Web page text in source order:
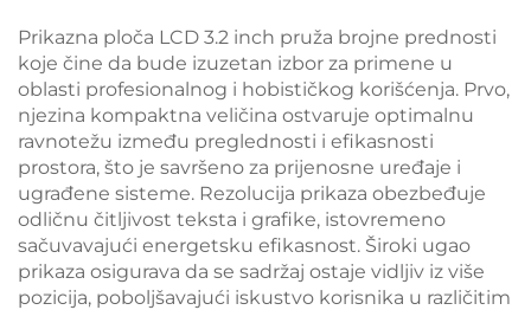
Prikazna ploča LCD 3.2 inch pruža brojne prednosti
koje čine da bude izuzetan izbor za primene u
oblasti profesionalnog i hobističkog korišćenja. Prvo,
njezina kompaktna veličina ostvaruje optimalnu
ravnotežu između preglednosti i efikasnosti
prostora, što je savršeno za prijenosne uređaje i
ugrađene sisteme. Rezolucija prikaza obezbeđuje
odličnu čitljivost teksta i grafike, istovremeno
sačuvavajući energetsku efikasnost. Široki ugao
prikaza osigurava da se sadržaj ostaje vidljiv iz više
pozicija, poboljšavajući iskustvo korisnika u različitim